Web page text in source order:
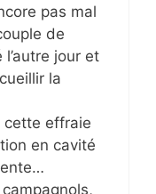
pas mal
de
l’autre jour et
la
cette effraie
en cavité